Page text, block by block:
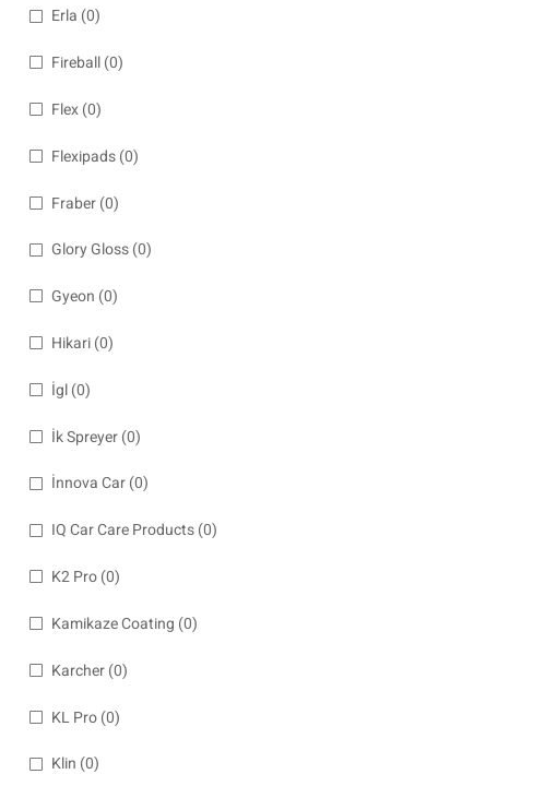
Erla (0)
Fireball(0)
Flex(0)
Flexipads(0)
Fraber(0)
Glory Gloss(0)
Gyeon (0)
Hikari(0)
İgl(0)
İk Spreyer(0)
İnnova Car(0)
IQ Car Care Products(0)
K2 Pro(0)
Kamikaze Coating (0)
Karcher(0)
KL Pro(0)
Klin (0)